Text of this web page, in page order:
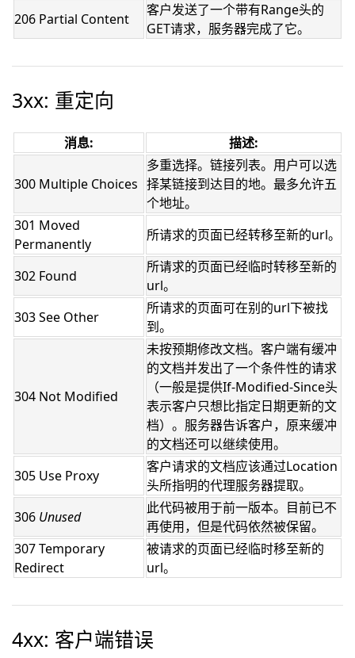
206 Partial Content
客户发送了一个带有Range头的
GET请求，服务器完成了它。
3xx: 重定向
消息: 描述:
300 Multiple Choices
多重选择。链接列表。用户可以选
择某链接到达目的地。最多允许五
个地址。
301 Moved
Permanently
所请求的页面已经转移至新的url。
302 Found
所请求的页面已经临时转移至新的
url。
303 See Other
所请求的页面可在别的url下被找
到。
304 Not Modified
未按预期修改文档。客户端有缓冲
的文档并发出了一个条件性的请求
（一般是提供If-Modified-Since头
表示客户只想比指定日期更新的文
档）。服务器告诉客户，原来缓冲
的文档还可以继续使用。
305 Use Proxy
客户请求的文档应该通过Location
头所指明的代理服务器提取。
306 Unused
此代码被用于前一版本。目前已不
再使用，但是代码依然被保留。
307 Temporary
Redirect
被请求的页面已经临时移至新的
url。
4xx: 客户端错误